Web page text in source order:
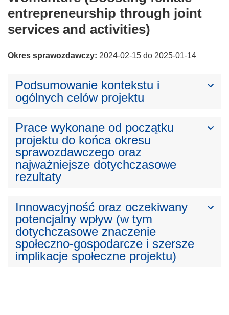
entrepreneurship through joint
services and activities)
Okres sprawozdawczy: 2024-02-15 do 2025-01-14
Podsumowanie kontekstu i
ogólnych celów projektu
Prace wykonane od początku
projektu do końca okresu
sprawozdawczego oraz
najważniejsze dotychczasowe
rezultaty
Innowacyjność oraz oczekiwany
potencjalny wpływ (w tym
dotychczasowe znaczenie
społeczno-gospodarcze i szersze
implikacje społeczne projektu)